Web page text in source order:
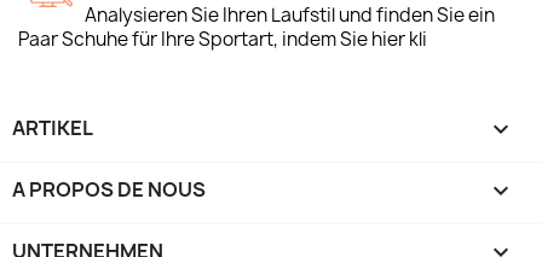
Analysieren Sie Ihren Laufstil und finden Sie ein
Paar Schuhe für Ihre Sportart, indem Sie hier kli
ARTIKEL 
A PROPOS DE NOUS 
UNTERNEHMEN